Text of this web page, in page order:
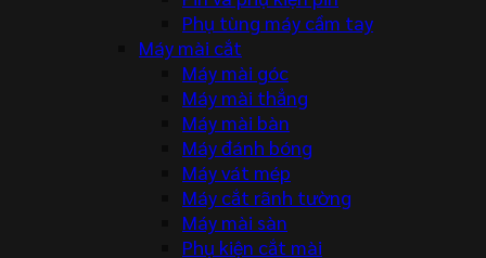
Phụ tùng máy cầm tay
Máy mài cắt
Máy mài góc
Máy mài thẳng
Máy mài bàn
Máy đánh bóng
Máy vát mép
Máy cắt rãnh tường
Máy mài sàn
Phụ kiện cắt mài